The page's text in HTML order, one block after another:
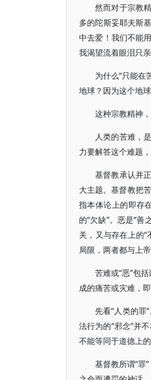
然而对于宗教
多的陀斯妥耶夫斯
中去爱！我们不能
我渴望流着眼泪只
为什么“只能在
地球？因为这个地
这种宗教精神
人类的苦难，
力要解答这个难题
基督教承认并
大主题。基督教把
指本体论上的即存
的“欠缺”。恶是“善
关，又与存在上的
局限，两者都与上
苦难或“恶”包
成的痛苦或灾难，即
先看“人类的罪
法行为的“邪念”并
不能等同于道德上
基督教所谓“罪